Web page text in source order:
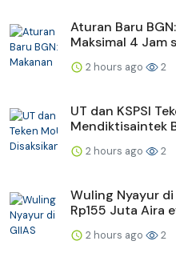
Aturan Baru
Maksimal 4 Jam
2 hours ago 2
UT dan KSPSI
Mendiktisaintek
2 hours ago 2
Wuling Nyayur
Rp155 Juta Aira
2 hours ago 2